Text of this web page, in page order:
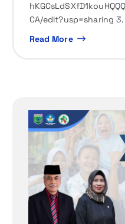
CA/edit?usp=sharing
Read More